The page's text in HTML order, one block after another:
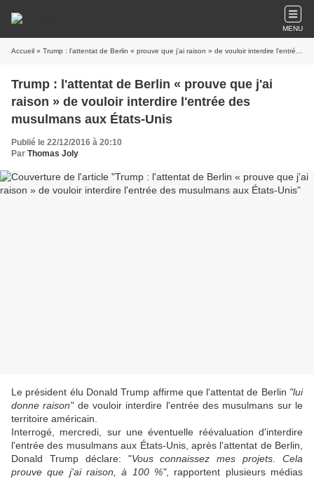
MENU
Accueil » Trump : l'attentat de Berlin « prouve que j'ai raison » de vouloir interdire l'entrée des musulmans aux États-Unis
Trump : l'attentat de Berlin « prouve que j'ai
raison » de vouloir interdire l'entrée des
musulmans aux États-Unis
Publié le 22/12/2016 à 20:10
Par Thomas Joly
Le président élu Donald Trump affirme que l'attentat de Berlin "lui
donne raison"de vouloir interdire l'entrée des musulmans sur le
territoire américain.
Interrogé, mercredi, sur une éventuelle réévaluation d'interdire
l'entrée des musulmans aux États-Unis, après l'attentat de Berlin,
Donald Trump déclare: "Vous connaissez mes projets. Cela
prouve que j'ai raison, à 100 %", rapportent plusieurs médias